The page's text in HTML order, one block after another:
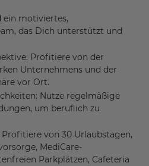
ein motiviertes,
das Dich unterstützt und
Profitiere von der
Unternehmens und der
vor Ort.
Nutze regelmäßige
um beruflich zu
von 30 Urlaubstagen,
MediCare-
Parkplätzen, Cafeteria